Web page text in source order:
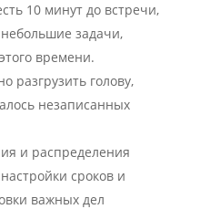
10 минут до встречи,
задачи,
времени.
разгрузить голову,
незаписанных
и распределения
сроков и
важных дел